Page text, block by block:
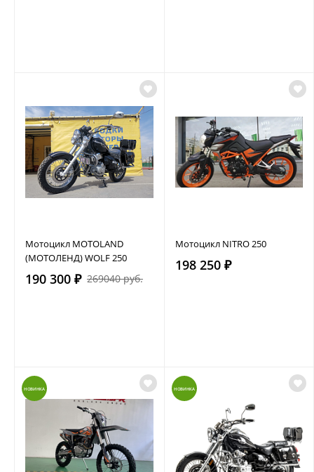
Мотоцикл MOTOLAND
(МОТОЛЕНД) WOLF 250
190 300 ₽ 269040 руб.
Мотоцикл NITRO 250
198 250 ₽
НОВИНКА НОВИНКА